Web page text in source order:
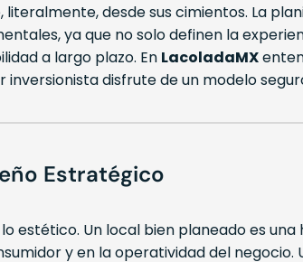
desde sus cimientos. La
ya que no solo definen la
a largo plazo. En LacoladaMX
disfrute de un modelo
Estratégico
estético. Un local bien planeado es
y en la operatividad del negocio.